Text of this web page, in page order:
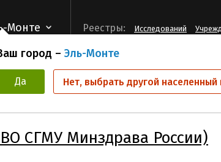
Монте
город – Эль-Монте
Да Нет, выбрать другой населенный
Реестры: Исследований
учреждений ФГБОУ ВО СГМУ
СГМУ Минздрава России)